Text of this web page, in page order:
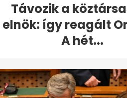
Távozik a
elnök: így reagált
A hét...